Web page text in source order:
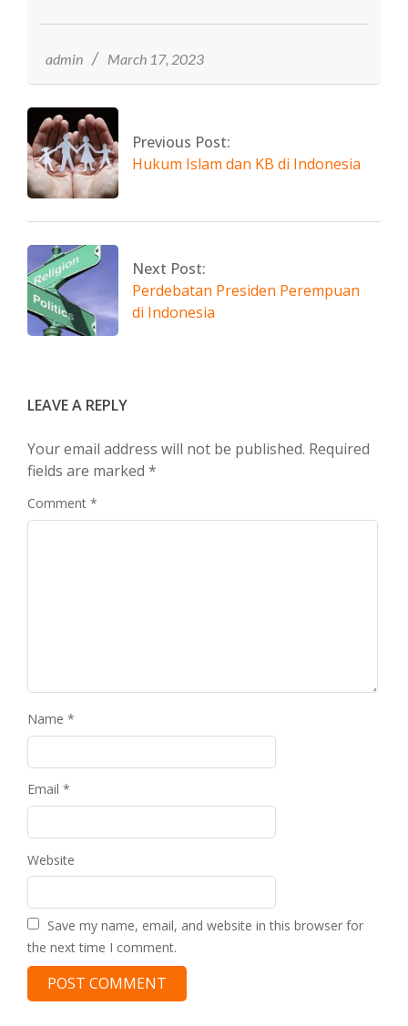
17
admin March 17, 2023
Previous Post:
Hukum Islam dan KB di Indonesia
Next Post:
Perdebatan Presiden Perempuan
di Indonesia
LEAVE A REPLY
Your email address will not be published. Required
fields are marked *
Comment *
Name *
Email *
Website
Save my name, email, and website in this browser for
the next time I comment.